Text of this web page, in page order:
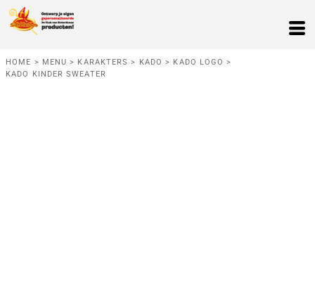
HOME > MENU > KARAKTERS > KADO > KADO LOGO >
KADO KINDER SWEATER